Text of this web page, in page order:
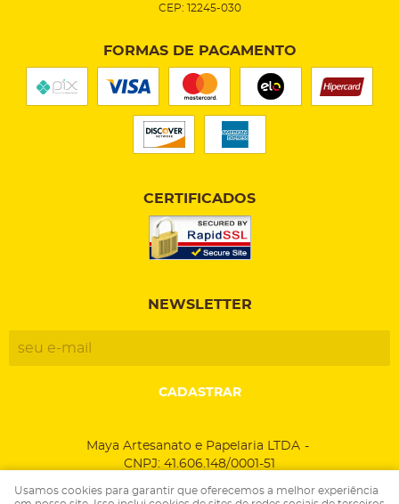
CEP: 12245-030
FORMAS DE PAGAMENTO
CERTIFICADOS
NEWSLETTER
CADASTRAR
Maya Artesanato e Papelaria LTDA
CNPJ: 41.606.148/0001-51
Usamos cookies para garantir que oferecemos a melhor experiência